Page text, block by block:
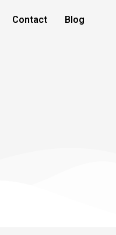
Contact Blog